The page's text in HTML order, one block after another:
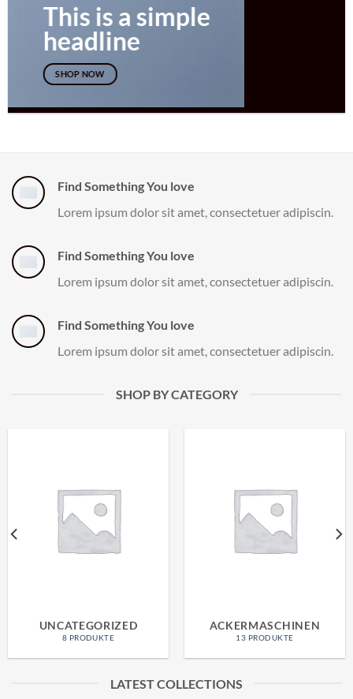
This is a simple
headline
SHOP NOW
Find Something You love
Lorem ipsum dolor sit amet, consectetuer adipiscin.
Find Something You love
Lorem ipsum dolor sit amet, consectetuer adipiscin.
Find Something You love
Lorem ipsum dolor sit amet, consectetuer adipiscin.
SHOP BY CATEGORY
UNCATEGORIZED
8 PRODUKTE
ACKERMASCHINEN
13 PRODUKTE
LATEST COLLECTIONS